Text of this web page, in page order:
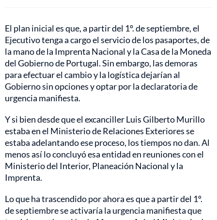
El plan inicial es que, a partir del 1º. de septiembre, el
Ejecutivo tenga a cargo el servicio de los pasaportes, de
la mano de la Imprenta Nacional y la Casa de la Moneda
del Gobierno de Portugal. Sin embargo, las demoras
para efectuar el cambio y la logística dejarían al
Gobierno sin opciones y optar por la declaratoria de
urgencia manifiesta.
Y si bien desde que el excanciller Luis Gilberto Murillo
estaba en el Ministerio de Relaciones Exteriores se
estaba adelantando ese proceso, los tiempos no dan. Al
menos así lo concluyó esa entidad en reuniones con el
Ministerio del Interior, Planeación Nacional y la
Imprenta.
Lo que ha trascendido por ahora es que a partir del 1º.
de septiembre se activaría la urgencia manifiesta que